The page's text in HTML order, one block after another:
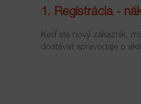
KONTAKT
1. Registrácia -
Keď ste nový zákazník,
dostávať spravodaje o